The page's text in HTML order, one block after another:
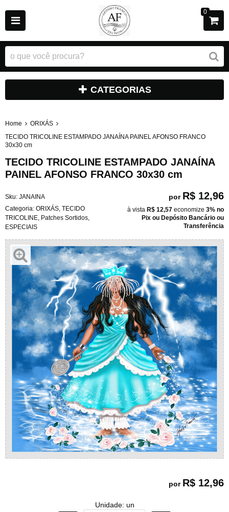
0
CATEGORIAS
Home
ORIXÁS
TECIDO TRICOLINE ESTAMPADO JANAÍNA PAINEL AFONSO FRANCO
30x30 cm
TECIDO TRICOLINE ESTAMPADO JANAÍNA
PAINEL AFONSO FRANCO 30x30 cm
Sku: JANAINA
Categoria: ORIXÁS TECIDO
TRICOLINE Patches Sortidos
ESPECIAIS
por R$ 12,96
à vista R$ 12,57 economize 3% no
Pix ou Depósito Bancário ou
Transferência
por R$ 12,96
Unidade: un